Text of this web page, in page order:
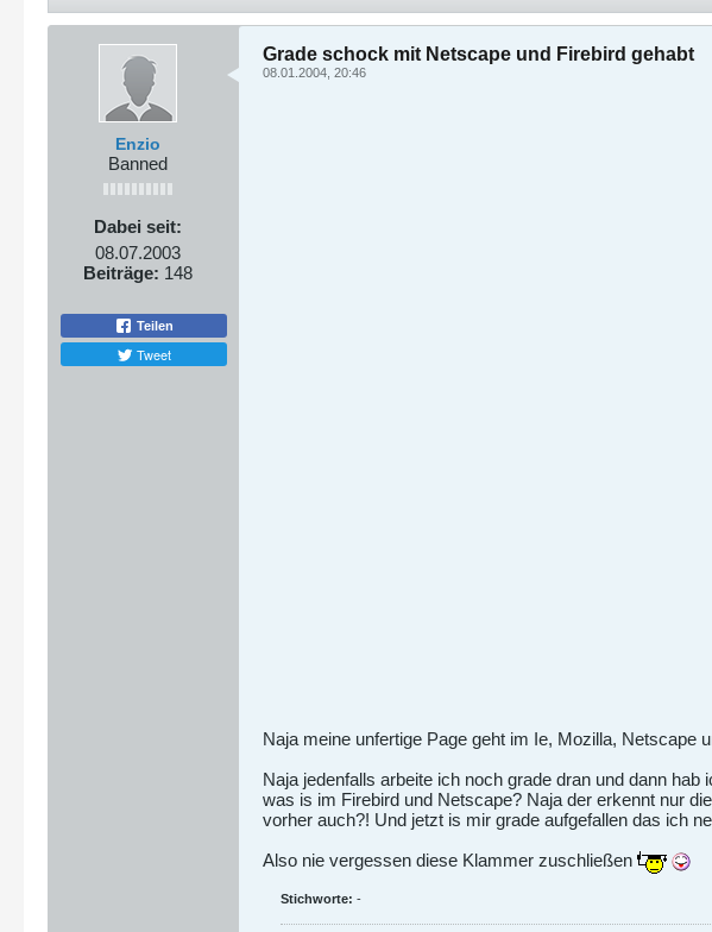
Enzio
Banned
Dabei seit:
08.07.2003
Beiträge: 148
Teilen
Tweet
Grade schock mit Netscape und Firebird gehabt
08.01.2004, 20:46
Naja meine unfertige Page geht im Ie, Mozilla, Netscape
Naja jedenfalls arbeite ich noch grade dran und dann
was is im Firebird und Netscape? Naja der erkennt nur
vorher auch?! Und jetzt is mir grade aufgefallen das ich
Also nie vergessen diese Klammer zuschließen
Stichworte: -